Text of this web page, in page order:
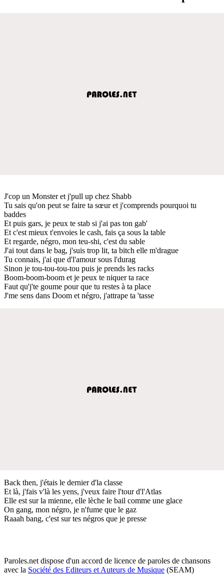
J'cop un Monster et j'pull up chez Shabb
Tu sais qu'on peut se faire ta sœur et j'comprends pourquoi tu
baddes
Et puis gars, je peux te stab si j'ai pas ton gab'
Et c'est mieux t'envoies le cash, fais ça sous la table
Et regarde, négro, mon teu-shi, c'est du sable
J'ai tout dans le bag, j'suis trop lit, ta bitch elle m'drague
Tu connais, j'ai que d'l'amour sous l'durag
Sinon je tou-tou-tou-tou puis je prends les racks
Boom-boom-boom et je peux te niquer ta race
Faut qu'j'te goume pour que tu restes à ta place
J'me sens dans Doom et négro, j'attrape ta 'tasse
Back then, j'étais le dernier d'la classe
Et là, j'fais v'là les yens, j'veux faire l'tour d'l'Atlas
Elle est sur la mienne, elle lèche le bail comme une glace
On gang, mon négro, je n'fume que le gaz
Raaah bang, c'est sur tes négros que je presse
Paroles.net dispose d'un accord de licence de paroles de chansons
avec la Société des Editeurs et Auteurs de Musique (SEAM)